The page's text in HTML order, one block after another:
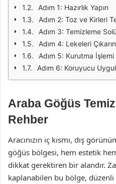
Adım 1: Hazırlık Yapın
Adım 2: Toz ve Kirleri
Adım 3: Temizleme
Adım 4: Lekeleri Çıkarın
Adım 5: Kurutma İşlemi
Adım 6: Koruyucu
Araba Göğüs
Rehber
Aracınızın iç kısmı, dış
göğüs bölgesi, hem estetik
dikkat gerektiren bir alandır.
kaplanabilen bu bölge, düzenli